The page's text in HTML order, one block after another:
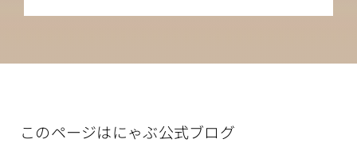
このページはにゃぶ公式ブログ